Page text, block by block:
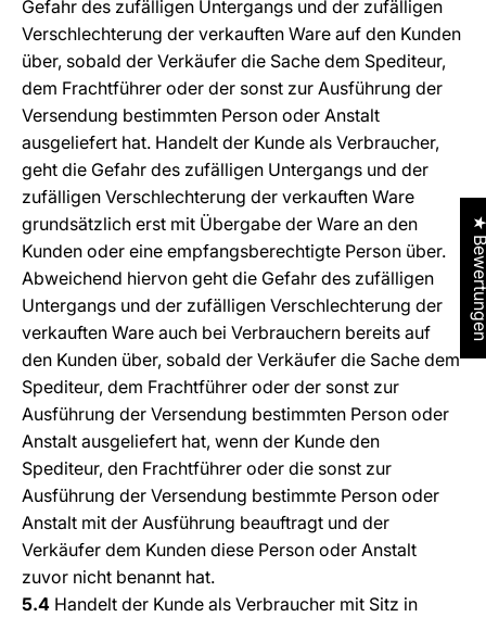
Gefahr des zufälligen Untergangs und der zufälligen
Verschlechterung der verkauften Ware auf den Kunden
über, sobald der Verkäufer die Sache dem Spediteur,
dem Frachtführer oder der sonst zur Ausführung der
Versendung bestimmten Person oder Anstalt
ausgeliefert hat. Handelt der Kunde als Verbraucher,
geht die Gefahr des zufälligen Untergangs und der
zufälligen Verschlechterung der verkauften Ware
grundsätzlich erst mit Übergabe der Ware an den
Kunden oder eine empfangsberechtigte Person über.
Abweichend hiervon geht die Gefahr des zufälligen
Untergangs und der zufälligen Verschlechterung der
verkauften Ware auch bei Verbrauchern bereits auf
den Kunden über, sobald der Verkäufer die Sache dem
Spediteur, dem Frachtführer oder der sonst zur
Ausführung der Versendung bestimmten Person oder
Anstalt ausgeliefert hat, wenn der Kunde den
Spediteur, den Frachtführer oder die sonst zur
Ausführung der Versendung bestimmte Person oder
Anstalt mit der Ausführung beauftragt und der
Verkäufer dem Kunden diese Person oder Anstalt
zuvor nicht benannt hat.
5.4 Handelt der Kunde als Verbraucher mit Sitz in
★